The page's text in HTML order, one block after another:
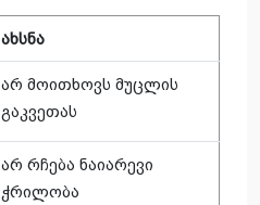
ახსნა
არ მოითხოვს მუცლის
გაკვეთას
არ რჩება ნაიარევი
ჭრილობა